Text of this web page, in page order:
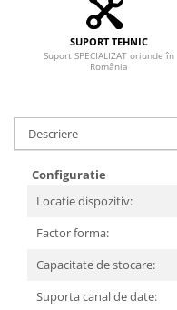
Componente PC
Placi Video
CPU
SUPORT TEHNIC
Suport SPECIALIZAT oriunde în
România
Descriere
Configuratie
Locatie dispozitiv:
Factor forma:
Capacitate de stocare:
Suporta canal de date: